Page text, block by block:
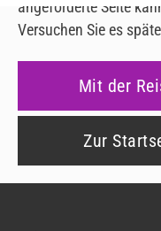
angeforderte Seite
Versuchen Sie es
Mit der
Zur